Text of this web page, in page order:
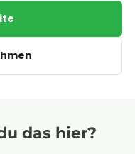
das hier?